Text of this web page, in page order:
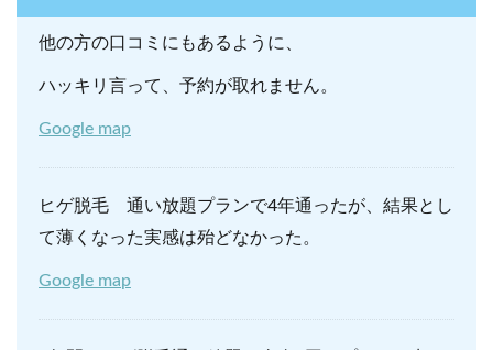
他の方の口コミにもあるように、
ハッキリ言って、予約が取れません。
Google map
ヒゲ脱毛 通い放題プランで4年通ったが、結果とし
て薄くなった実感は殆どなかった。
Google map